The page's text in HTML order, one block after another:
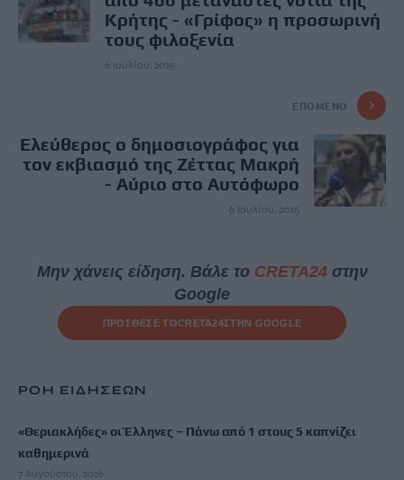
Κρήτης - «Γρίφος» η προσωρινή
τους φιλοξενία
6 Ιουλίου, 2025
ΕΠΌΜΕΝΟ
Ελεύθερος ο δημοσιογράφος για
τον εκβιασμό της Ζέττας Μακρή
- Αύριο στο Αυτόφωρο
6 Ιουλίου, 2025
Μην χάνεις είδηση. Βάλε το CRETA24στην
Google
ΠΡΟΣΘΕΣΕ ΤΟCRETA24ΣΤΗΝ GOOGLE
ΡΟΗ ΕΙΔΗΣΕΩΝ
«Θεριακλήδες» οι Έλληνες – Πάνω από 1 στους 5 καπνίζει
καθημερινά
7 Αυγούστου, 2026